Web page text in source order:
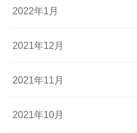
2022年1月
2021年12月
2021年11月
2021年10月